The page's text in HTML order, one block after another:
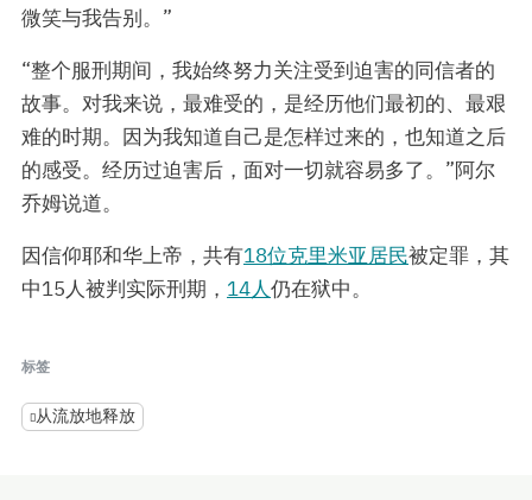
微笑与我告别。”
“整个服刑期间，我始终努力关注受到迫害的同信者的
故事。对我来说，最难受的，是经历他们最初的、最艰
难的时期。因为我知道自己是怎样过来的，也知道之后
的感受。经历过迫害后，面对一切就容易多了。”阿尔
乔姆说道。
因信仰耶和华上帝，共有18位克里米亚居民被定罪，其
中15人被判实际刑期， 14人仍在狱中。
标签
从流放地释放